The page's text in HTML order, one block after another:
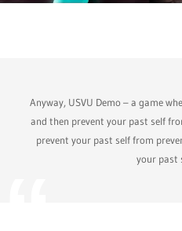
Anyway, USVU Demo – a game
and then prevent your past self
prevent your past self from
your past